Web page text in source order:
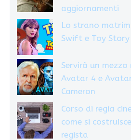
aggiornamenti
Lo strano
Swift e Toy Story
Servirà un
Avatar 4 e
Cameron
Corso di regia
come si
regista